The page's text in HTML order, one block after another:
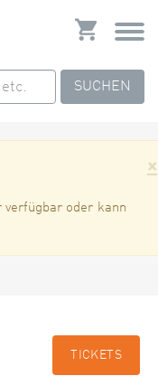
SUCHEN
×
verfügbar oder kann
TICKETS